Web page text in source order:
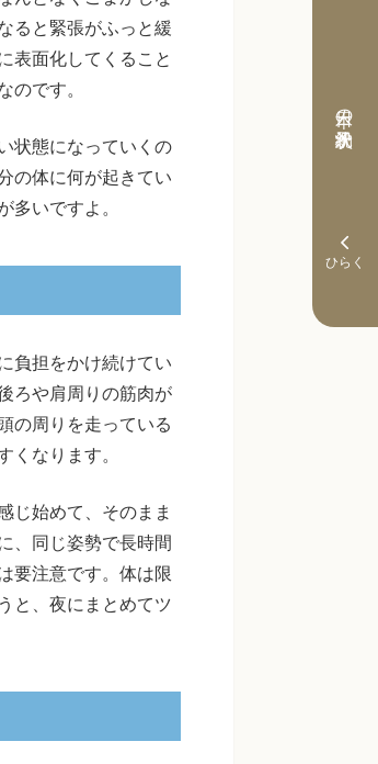
本日の予約状況
ると緊張がふっと緩
表面化してくること
です。
状態になっていくの
の体に何が起きてい
いですよ。
負担をかけ続けてい
ろや肩周りの筋肉が
の周りを走っている
なります。
じ始めて、そのまま
、同じ姿勢で長時間
要注意です。体は限
と、夜にまとめてツ